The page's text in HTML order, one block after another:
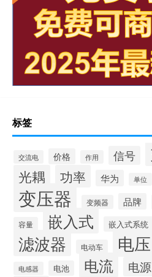
标签
交流电 价格 作用 信号
光耦 功率 华为 单位
变压器 变频器 品牌
容量 嵌入式 嵌入式系统
滤波器 电动车 电压
电感器 电池 电流 电源